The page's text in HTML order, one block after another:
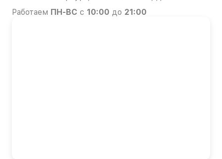
Работаем ПН-ВС с 10:00 до 21:00